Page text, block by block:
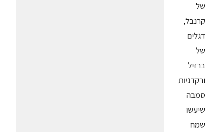
של
קרנבל,
דגלים
של
ברזיל
ורקדניות
סמבה
שיעשו
שמח